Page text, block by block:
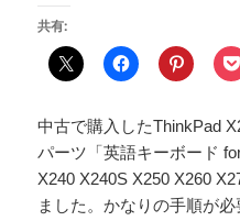
共有:
中古で購入したThinkPad
パーツ「英語キーボード
X240 X240S X250 X260
ました。かなりの手順が